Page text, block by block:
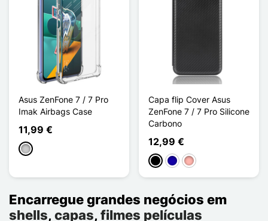
Asus ZenFone 7 / 7 Pro
Imak Airbags Case
11,99 €
Transparente
Capa flip Cover Asus
ZenFone 7 / 7 Pro Silicone
Carbono
12,99 €
PretoAzul Escuro
Ouro rosa
Encarregue grandes negócios em
shells, capas, filmes películas